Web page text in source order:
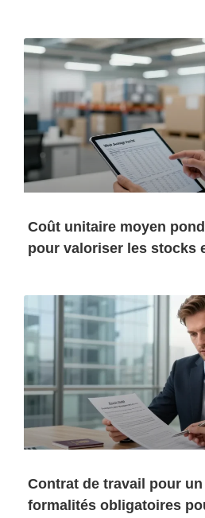
Coût unitaire moyen
pour valoriser les stocks
Contrat de travail pour
formalités obligatoires